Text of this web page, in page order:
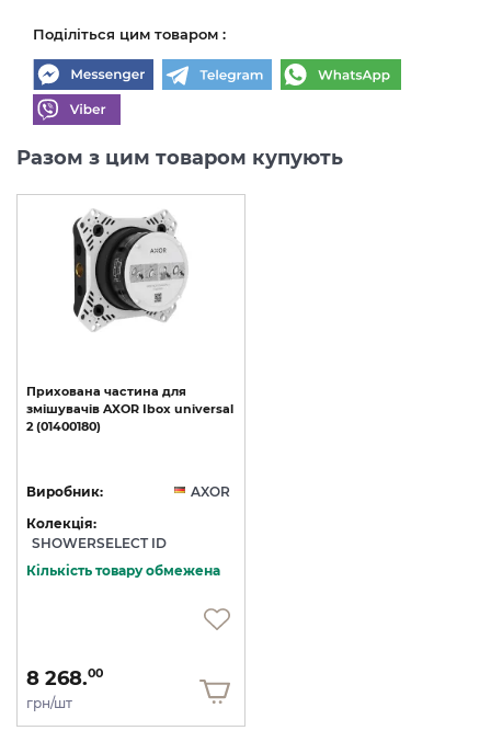
Поділіться цим товаром :
Разом з цим товаром купують
Прихована частина для
змішувачів AXOR Ibox universal
2 (01400180)
Виробник:
AXOR
Колекція:
SHOWERSELECT ID
Кількість товару обмежена
8 268.00
грн/шт